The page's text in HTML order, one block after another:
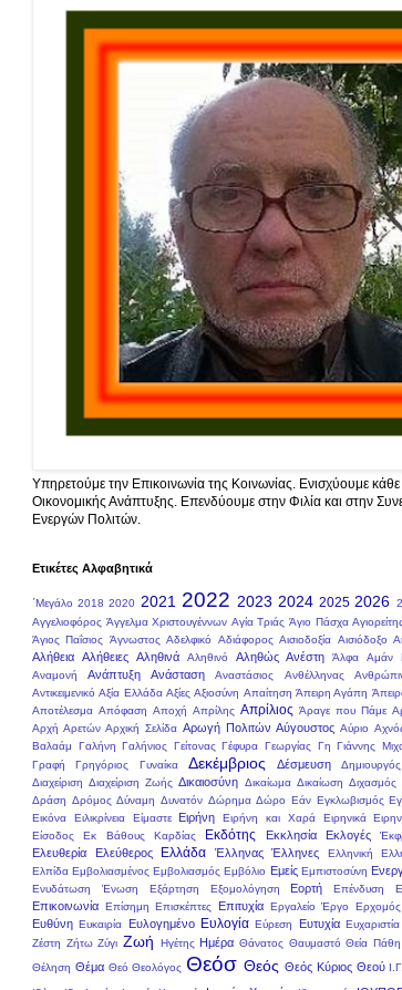
Υπηρετούμε την Επικοινωνία της Κοινωνίας. Ενισχύουμε
Οικονομικής Ανάπτυξης. Επενδύουμε στην Φιλία και στην
Ενεργών Πολιτών.
Ετικέτες Αλφαβητικά
΄Μεγάλο 2018 2020 2021 2022 2023 2024 2025 2026
Αγγελιοφόρος Άγγελμα Χριστουγέννων Αγία Τριάς Άγιο Πάσχα
Άγιος Παΐσιος Άγνωστος Αδελφικό Αδιάφορος Αισιοδοξία Αισιόδοξο
Αλήθεια Αλήθειες Αληθινά Αληθινό Αληθώς Ανέστη Άλφα Αμάν
Αναμονή Ανάπτυξη Ανάσταση Αναστάσιος Ανθέλληνας
Αντικειμενικό Αξία Ελλάδα Αξίες Αξιοσύνη Απαίτηση Άπειρη Αγάπη
Αποτέλεσμα Απόφαση Αποχή Απρίλης Απρίλιος Άραγε που Πάμε
Αρχή Αρετών Αρχική Σελίδα Αρωγή Πολιτών Αύγουστος Αύριο
Βαλαάμ
Γαλήνη Γαλήνιος Γείτονας Γέφυρα Γεωργίας Γη Γιάννης
Γραφή
Γρηγόριος Γυναίκα Δεκέμβριος Δέσμευση Δημιουργός
Διαχείριση Διαχείριση Ζωής Δικαιοσύνη Δικαίωμα Δικαίωση Διχασμός
Δράση Δρόμος Δύναμη Δυνατόν Δώρημα Δώρο Εάν Εγκλωβισμός
Εικόνα
Ειλικρίνεια Είμαστε Ειρήνη Ειρήνη και Χαρά Ειρηνικά
Είσοδος
Εκ Βάθους Καρδίας Εκδότης Εκκλησία Εκλογές
Ελευθερία Ελεύθερος Ελλάδα Έλληνας Έλληνες Ελληνική
Ελπίδα Εμβολιασμένος Εμβολιασμός Εμβόλιο Εμείς Εμπιστοσύνη
Ενυδάτωση
Ένωση Εξάρτηση Εξομολόγηση Εορτή Επένδυση
Επικοινωνία Επίσημη Επισκέπτες Επιτυχία Εργαλείο Έργο Ερχομός
Ευθύνη Ευκαιρία Ευλογημένο Ευλογία Εύρεση Ευτυχία Ευχαριστία
Ζέστη Ζήτω Ζύγι Ζωή Ηγέτης Ημέρα Θάνατος Θαυμαστό Θεία Πάθη
Θέληση Θέμα Θεό Θεολόγος Θεόσ Θεός Θεός Κύριος Θεού